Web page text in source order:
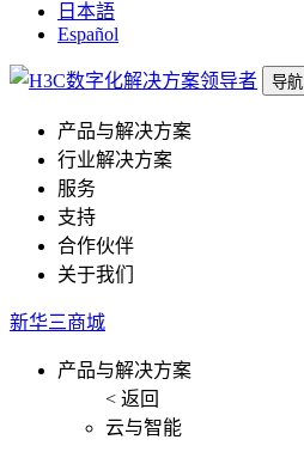
日本語
Español
导航
产品与解决方案
行业解决方案
服务
支持
合作伙伴
关于我们
新华三商城
产品与解决方案
< 返回
云与智能